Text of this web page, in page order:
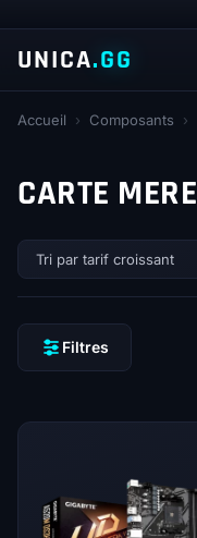
UNICA.GG
Accueil › Composants ›
CARTE MERE
Filtres